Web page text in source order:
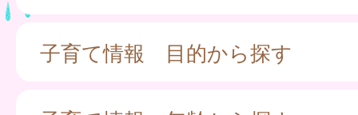
子育て情報 目的から探す